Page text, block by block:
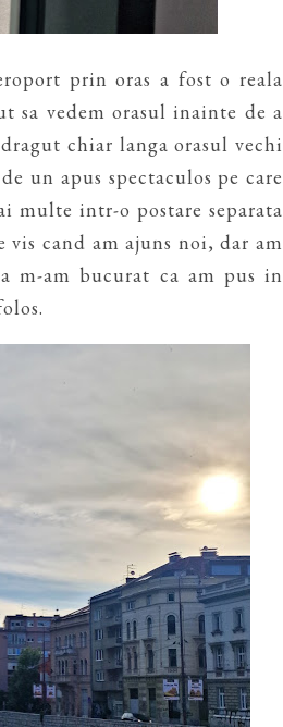
prin oras a fost o reala
sa vedem orasul inainte de a
chiar langa orasul vechi
un apus spectaculos pe care
multe intr-o postare separata
vis cand am ajuns noi, dar am
m-am bucurat ca am pus in